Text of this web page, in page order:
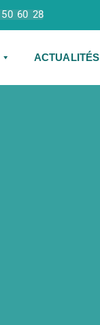
60 28
ACTUALITÉS